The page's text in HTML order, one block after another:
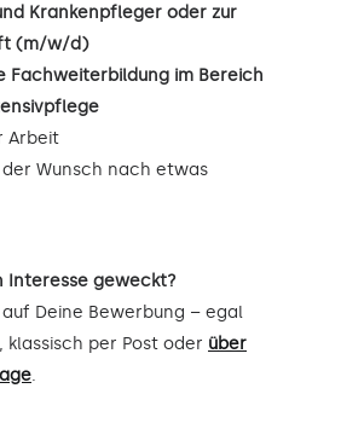
Krankenpfleger oder zur
(m/w/d)
Fachweiterbildung im Bereich
Arbeit
Wunsch nach etwas
Interesse geweckt?
Deine Bewerbung – egal
per Post oder über
.